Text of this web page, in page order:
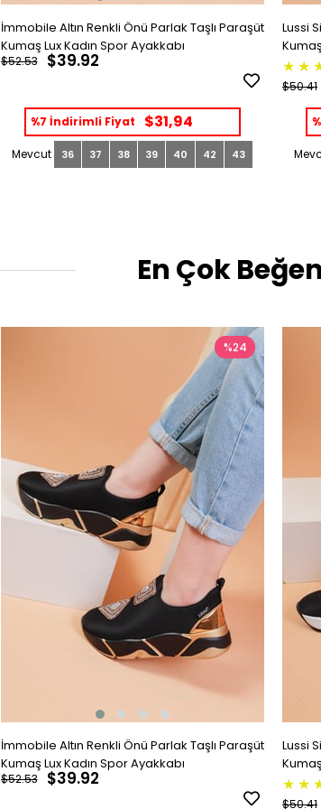
İmmobile Altın Renkli Önü Parlak Taşlı Paraşüt
Kumaş Lux Kadın Spor Ayakkabı
$39.92
$52.53
%7 İndirimli Fiyat $31,94
36 37 38 39 40 42 43
Lussi
★ ★
$50.41
En Çok
İmmobile Altın Renkli Önü Parlak Taşlı Paraşüt
Kumaş Lux Kadın Spor Ayakkabı
$39.92
$52.53
%24
Lussi
★ ★
$50.41